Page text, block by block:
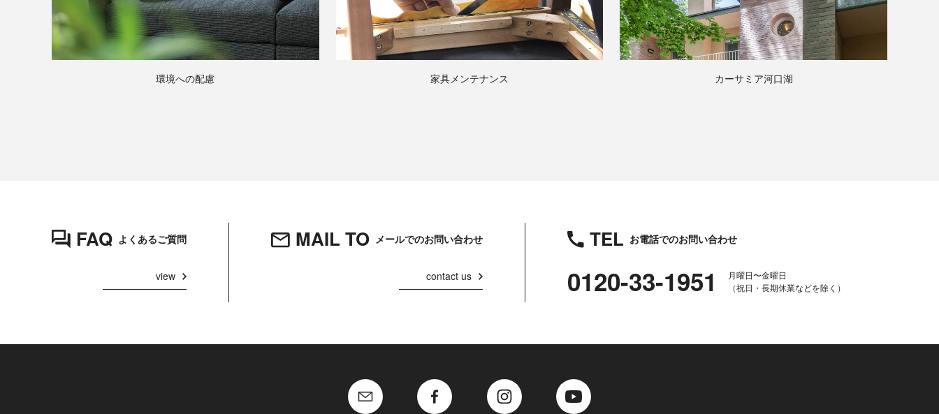
環境への配慮 家具メンテナンス カーサミア河口湖
FAQ よくあるご質問
view
MAIL TO メールでのお問い合わせ
contact us
TEL お電話でのお問い合わせ
0120-33-1951
月曜日〜金曜日
（祝日・長期休業などを除く）